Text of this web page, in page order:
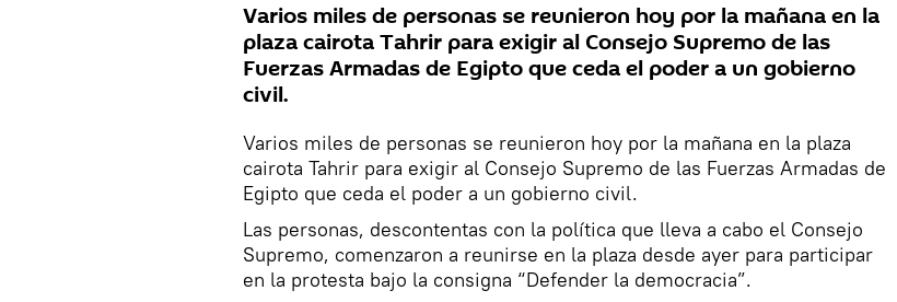
Varios miles de personas se reunieron hoy por la mañana en la
plaza cairota Tahrir para exigir al Consejo Supremo de las
Fuerzas Armadas de Egipto que ceda el poder a un gobierno
civil.
Varios miles de personas se reunieron hoy por la mañana en la plaza
cairota Tahrir para exigir al Consejo Supremo de las Fuerzas Armadas de
Egipto que ceda el poder a un gobierno civil.
Las personas, descontentas con la política que lleva a cabo el Consejo
Supremo, comenzaron a reunirse en la plaza desde ayer para participar
en la protesta bajo la consigna “Defender la democracia”.